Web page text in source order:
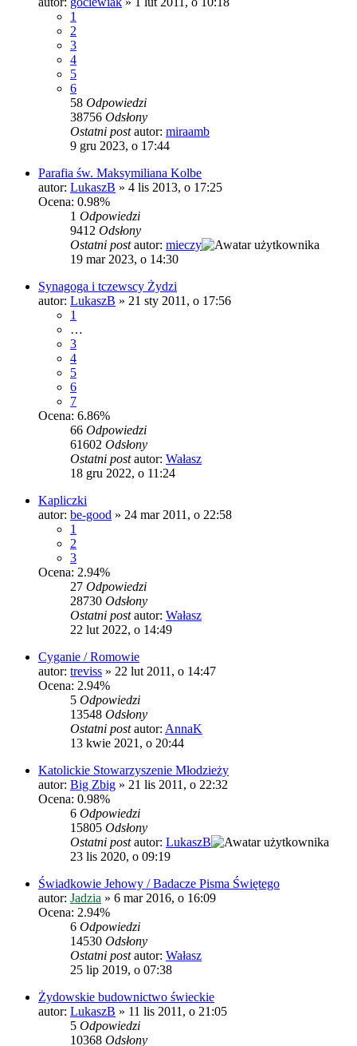
1
2
3
4
5
6
58 Odpowiedzi
38756 Odsłony
Ostatni postautor: miraamb
9 gru 2023, o 17:44
Parafia św. Maksymiliana Kolbe
autor: LukaszB » 4 lis 2013, o 17:25
Ocena: 0.98%
1 Odpowiedzi
9412 Odsłony
Ostatni postautor: mieczy
19 mar 2023, o 14:30
Synagoga i tczewscy Żydzi
autor: LukaszB » 21 sty 2011, o 17:56
1
…
3
4
5
6
7
Ocena: 6.86%
66 Odpowiedzi
61602 Odsłony
Ostatni postautor: Wałasz
18 gru 2022, o 11:24
Kapliczki
autor: be-good » 24 mar 2011, o 22:58
1
2
3
Ocena: 2.94%
27 Odpowiedzi
28730 Odsłony
Ostatni postautor: Wałasz
22 lut 2022, o 14:49
Cyganie / Romowie
autor: treviss » 22 lut 2011, o 14:47
Ocena: 2.94%
5 Odpowiedzi
13548 Odsłony
Ostatni postautor: AnnaK
13 kwie 2021, o 20:44
Katolickie Stowarzyszenie Młodzieży
autor: Big Zbig » 21 lis 2011, o 22:32
Ocena: 0.98%
6 Odpowiedzi
15805 Odsłony
Ostatni postautor: LukaszB
23 lis 2020, o 09:19
Świadkowie Jehowy / Badacze Pisma Świętego
autor: Jadzia » 6 mar 2016, o 16:09
Ocena: 2.94%
6 Odpowiedzi
14530 Odsłony
Ostatni postautor: Wałasz
25 lip 2019, o 07:38
Żydowskie budownictwo świeckie
autor: LukaszB » 11 lis 2011, o 21:05
5 Odpowiedzi
10368 Odsłony